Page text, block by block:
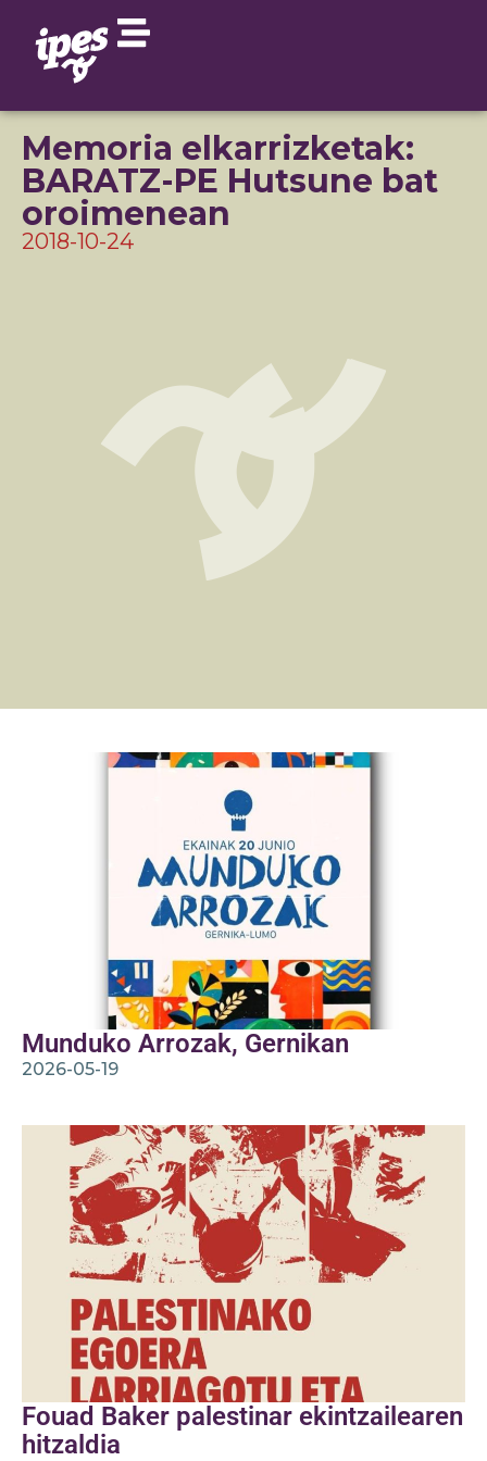
Memoria elkarrizketak:
BARATZ-PE Hutsune bat
oroimenean
2018-10-24
Munduko Arrozak, Gernikan
2026-05-19
Fouad Baker palestinar ekintzailearen
hitzaldia